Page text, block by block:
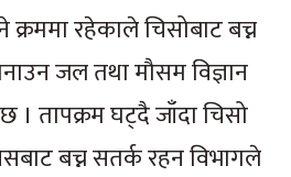
रहेकाले चिसोबाट बच्न
जल तथा मौसम विज्ञान
। तापक्रम घट्दै जाँदा चिसो
बच्न सतर्क रहन विभागले